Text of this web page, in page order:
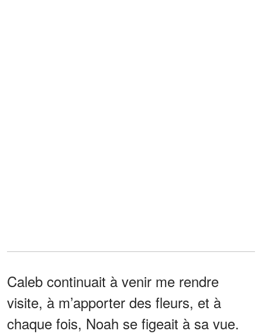
Caleb continuait à venir me rendre
visite, à m’apporter des fleurs, et à
chaque fois, Noah se figeait à sa vue.